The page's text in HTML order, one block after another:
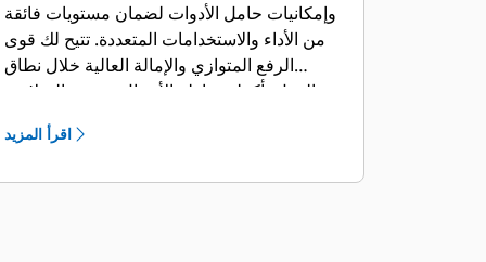
وإمكانيات حامل الأدوات لضمان مستويات فائقة
من الأداء والاستخدامات المتعددة. تتيح لك قوى
الرفع المتوازي والإمالة العالية خلال نطاق
العمل بأكمله مناولة الأحمال بمنتهى السلامة،
اقرأ المزيد